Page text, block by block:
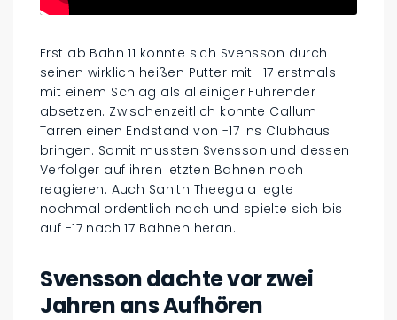
Erst ab Bahn 11 konnte sich Svensson durch
seinen wirklich heißen Putter mit -17 erstmals
mit einem Schlag als alleiniger Führender
absetzen. Zwischenzeitlich konnte Callum
Tarren einen Endstand von -17 ins Clubhaus
bringen. Somit mussten Svensson und dessen
Verfolger auf ihren letzten Bahnen noch
reagieren. Auch Sahith Theegala legte
nochmal ordentlich nach und spielte sich bis
auf -17 nach 17 Bahnen heran.
Svensson dachte vor zwei
Jahren ans Aufhören